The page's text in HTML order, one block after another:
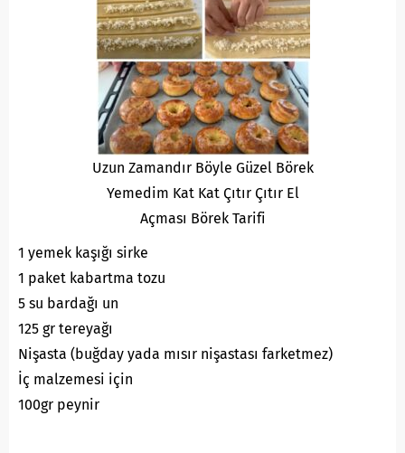
Uzun Zamandır Böyle Güzel Börek
Yemedim Kat Kat Çıtır Çıtır El
Açması Börek Tarifi
1 yemek kaşığı sirke
1 paket kabartma tozu
5 su bardağı un
125 gr tereyağı
Nişasta (buğday yada mısır nişastası farketmez)
İç malzemesi için
100gr peynir